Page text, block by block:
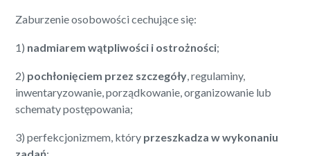
Zaburzenie osobowości cechujące się:
1) nadmiarem wątpliwości i ostrożności;
2) pochłonięciem przez szczegóły, regulaminy,
inwentaryzowanie, porządkowanie, organizowanie lub
schematy postępowania;
3) perfekcjonizmem, który przeszkadza w wykonaniu